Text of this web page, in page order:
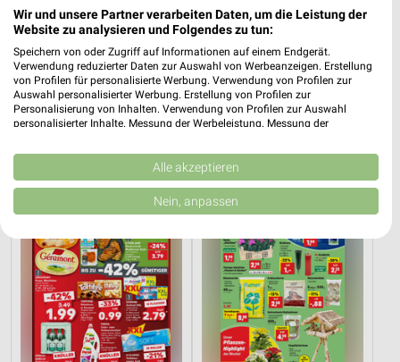
40,8 km
Wohnen Spezial
Gültig bis Fr. 14.08.
40,8 km
Dieter Knoll
Gültig bis Fr. 14.08.
Wir und unsere Partner verarbeiten Daten, um die Leistung der
Website zu analysieren und Folgendes zu tun:
Speichern von oder Zugriff auf Informationen auf einem Endgerät.
Verwendung reduzierter Daten zur Auswahl von Werbeanzeigen. Erstellung
von Profilen für personalisierte Werbung. Verwendung von Profilen zur
Auswahl personalisierter Werbung. Erstellung von Profilen zur
Personalisierung von Inhalten. Verwendung von Profilen zur Auswahl
personalisierter Inhalte. Messung der Werbeleistung. Messung der
Kombinationen von Daten aus verschiedenen Quellen. Entwicklung und
Verbesserung der Angebote. Verwendung reduzierter Daten zur Auswahl
von Inhalten.
Daten können außerhalb der Europäischen Union weitergegeben und in die
Website/App.
Partnerliste anzeigen (1 IAB-Anbieter)
Wir nutzen Ihre Daten für folgende Zwecke:
IAB-Verarbeitungszwecke:
Speichern von oder Zugriff auf Informationen
auf einem Endgerät
Alle akzeptieren
Nein, anpassen